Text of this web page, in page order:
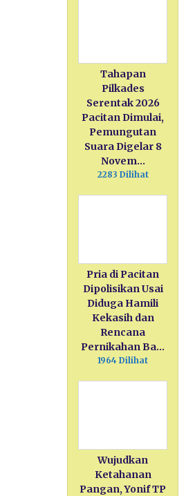
Tahapan
Pilkades
Serentak 2026
Pacitan Dimulai,
Pemungutan
Suara Digelar 8
Novem…
2283 Dilihat
Pria di Pacitan
Dipolisikan Usai
Diduga Hamili
Kekasih dan
Rencana
Pernikahan Ba…
1964 Dilihat
Wujudkan
Ketahanan
Pangan, Yonif TP